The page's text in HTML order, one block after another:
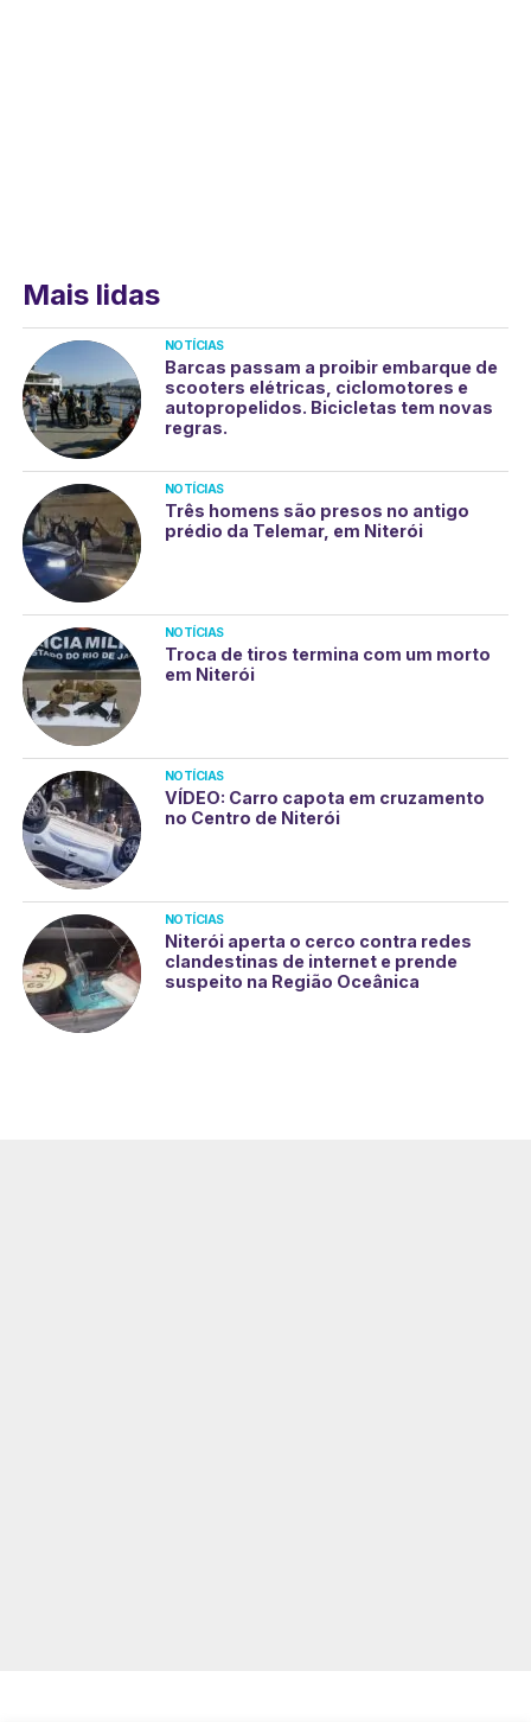
Mais lidas
NOTÍCIAS
Barcas passam a proibir embarque de
scooters elétricas, ciclomotores e
autopropelidos. Bicicletas tem novas
regras.
NOTÍCIAS
Três homens são presos no antigo
prédio da Telemar, em Niterói
NOTÍCIAS
Troca de tiros termina com um morto
em Niterói
NOTÍCIAS
VÍDEO: Carro capota em cruzamento
no Centro de Niterói
NOTÍCIAS
Niterói aperta o cerco contra redes
clandestinas de internet e prende
suspeito na Região Oceânica